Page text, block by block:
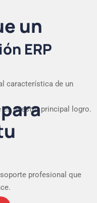
un
ERP
característica de un
es nuestro principal logro.
profesional que